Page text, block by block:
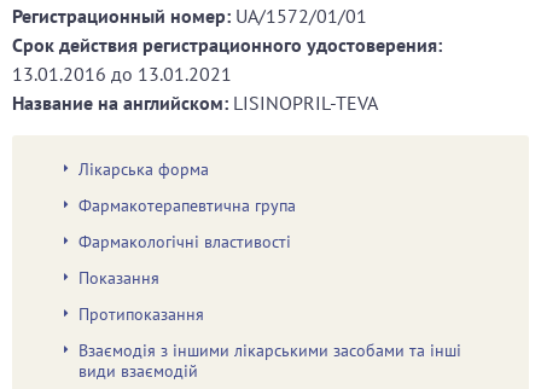
Регистрационный номер: UA/1572/01/01
Срок действия регистрационного удостоверения:
13.01.2016 до 13.01.2021
Название на английском: LISINOPRIL-TEVA
Лікарська форма
Фармакотерапевтична група
Фармакологічні властивості
Показання
Протипоказання
Взаємодія з іншими лікарськими засобами та інші
види взаємодій